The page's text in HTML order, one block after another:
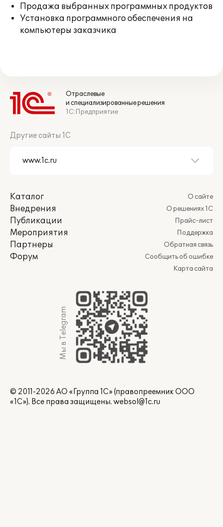
Продажа выбранных программных продуктов
Установка программного обеспечения на
компьютеры заказчика
Отраслевые
и специализированные решения
1С:Предприятие
Другие сайты 1С
Каталог
Внедрения
Публикации
Мероприятия
Партнеры
Форум
О сайте
О решениях 1С
Прайс-лист
Поддержка
Обратная связь
Сообщить об ошибке
Карта сайта
Мы в Telegram
© 2011-2026 АО «Группа 1С» (правопреемник ООО
«1С»). Все права защищены. websol@1c.ru